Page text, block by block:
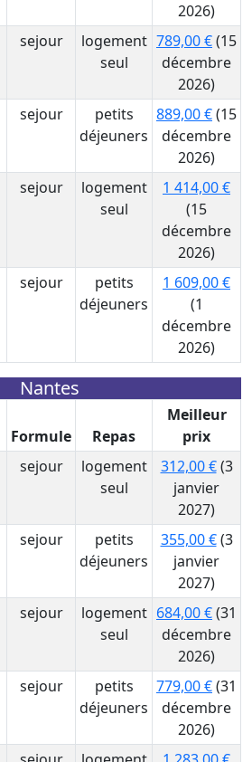
2026)
sejour
logement
seul
789,00 €(15
décembre
2026)
sejour
petits
déjeuners
889,00 €(15
décembre
2026)
sejour
logement
seul
1 414,00 €
(15
décembre
2026)
sejour
petits
déjeuners
1 609,00 €
(1
décembre
2026)
Nantes
Formule Repas
Meilleur
prix
sejour
logement
seul
312,00 €(3
janvier
2027)
sejour
petits
déjeuners
355,00 €(3
janvier
2027)
sejour
logement
seul
684,00 €(31
décembre
2026)
sejour
petits
déjeuners
779,00 €(31
décembre
2026)